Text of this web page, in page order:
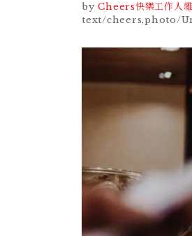
by Cheers快樂工作人
text/cheers,photo/